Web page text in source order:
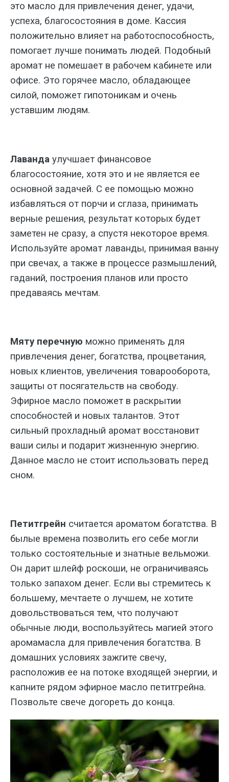
это масло для привлечения денег, удачи,
успеха, благосостояния в доме. Кассия
положительно влияет на работоспособность,
помогает лучше понимать людей. Подобный
аромат не помешает в рабочем кабинете или
офисе. Это горячее масло, обладающее
силой, поможет гипотоникам и очень
уставшим людям.
Лаванда улучшает финансовое
благосостояние, хотя это и не является ее
основной задачей. С ее помощью можно
избавляться от порчи и сглаза, принимать
верные решения, результат которых будет
заметен не сразу, а спустя некоторое время.
Используйте аромат лаванды, принимая ванну
при свечах, а также в процессе размышлений,
гаданий, построения планов или просто
предаваясь мечтам.
Мяту перечную можно применять для
привлечения денег, богатства, процветания,
новых клиентов, увеличения товарооборота,
защиты от посягательств на свободу.
Эфирное масло поможет в раскрытии
способностей и новых талантов. Этот
сильный прохладный аромат восстановит
ваши силы и подарит жизненную энергию.
Данное масло не стоит использовать перед
сном.
Петитгрейн считается ароматом богатства. В
былые времена позволить его себе могли
только состоятельные и знатные вельможи.
Он дарит шлейф роскоши, не ограничиваясь
только запахом денег. Если вы стремитесь к
большему, мечтаете о лучшем, не хотите
довольствоваться тем, что получают
обычные люди, воспользуйтесь магией этого
аромамасла для привлечения богатства. В
домашних условиях зажгите свечу,
расположив ее на потоке входящей энергии, и
капните рядом эфирное масло петитгрейна.
Позвольте свече догореть до конца.